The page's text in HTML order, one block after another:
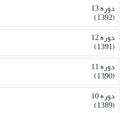
دوره 13
(1392)
دوره 12
(1391)
دوره 11
(1390)
دوره 10
(1389)